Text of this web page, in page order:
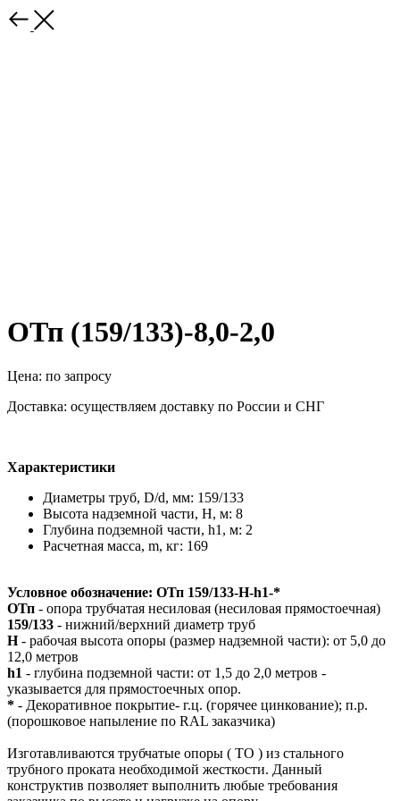
ОТп (159/133)-8,0-2,0
Цена: по запросу
Доставка: осуществляем доставку по России и СНГ
Характеристики
Диаметры труб, D/d, мм: 159/133
Высота надземной части, H, м: 8
Глубина подземной части, h1, м: 2
Расчетная масса, m, кг: 169
Условное обозначение: ОТп 159/133-Н-h1-*
ОТп - опора трубчатая несиловая (несиловая прямостоечная)
159/133 - нижний/верхний диаметр труб
Н- рабочая высота опоры (размер надземной части): от 5,0 до
12,0 метров
h1 - глубина подземной части: от 1,5 до 2,0 метров -
указывается для прямостоечных опор.
* - Декоративное покрытие- г.ц. (горячее цинкование); п.р.
(порошковое напыление по RAL заказчика)
Изготавливаются трубчатые опоры ( ТО ) из стального
трубного проката необходимой жесткости. Данный
конструктив позволяет выполнить любые требования